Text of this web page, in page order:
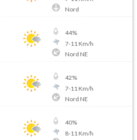
Nord
44%
7-11 Km/h
Nord NE
42%
7-11 Km/h
Nord NE
40%
8-11 Km/h